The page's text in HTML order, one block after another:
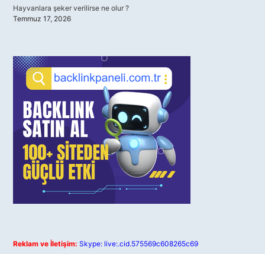
Hayvanlara şeker verilirse ne olur ?
Temmuz 17, 2026
Reklam ve İletişim: Skype: live:.cid.575569c608265c69